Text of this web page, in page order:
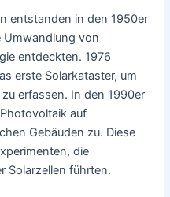
entstanden in den 1950er
Umwandlung von
entdeckten. 1976
erste Solarkataster, um
erfassen. In den 1990er
auf
Gebäuden zu. Diese
die
Solarzellen führten.